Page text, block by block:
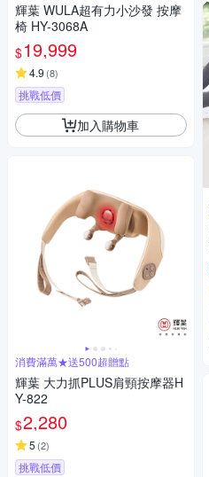
輝葉 WULA超有力小沙發 按摩
椅 HY-3068A
$19,999
4.9 (8)
挑戰低價
加入購物車
消費滿萬★送500超贈點
輝葉 大力抓PLUS肩頸按摩器H
Y-822
$2,280
5 (2)
挑戰低價